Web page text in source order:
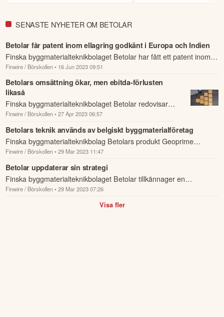
providing us with a strong foundation for 2026.
Denna summering har tagits fram med hjälp av AI och kan
därför innehålla förenklingar eller sakna viss information.
Innehållet ska inte ses som investeringsråd eller personlig
innan du fattar investeringsbeslut. Historisk avkastning är ingen
garanti för framtida avkastning.
Skulle du upptäcka fel eller
andra förbättringsförslag i materialet är du välkommen att
kontakta oss.
Öppna rapport (PDF)
SENASTE NYHETER OM BETOLAR
Betolar får patent inom ellagring godkänt i Europa och Indien
Finska byggmaterialteknikbolaget Betolar har fått ett patent inom
lagring av elektrisk energi godkänt i Europa och Indien.
Finwire / Börskollen • 16 Jun 2023 09:51
Betolars omsättning ökar, men ebitda-förlusten
likaså
Finska byggmaterialteknikbolaget Betolar redovisar
ökande omsättning under första kvartalet jämfört med
samma period året innan.
Finwire / Börskollen • 27 Apr 2023 06:57
Betolars teknik används av belgiskt byggmaterialföretag
Finska byggmaterialteknikbolag Betolars produkt Geoprime
kommer att användas av belgiska Tubobel, som är
marknadsledande inom tillverkning a...
Finwire / Börskollen • 29 Mar 2023 11:47
Betolar uppdaterar sin strategi
Finska byggmaterialteknikbolaget Betolar tillkännager en
uppdaterad strategi som bygger på fem huvudteman, enligt ett
Finwire / Börskollen • 29 Mar 2023 07:26
Visa fler